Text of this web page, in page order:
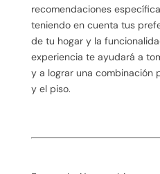
recomendaciones
teniendo en cuenta tus
de tu hogar y la
experiencia te ayudará a
y a lograr una combinación
y el piso.